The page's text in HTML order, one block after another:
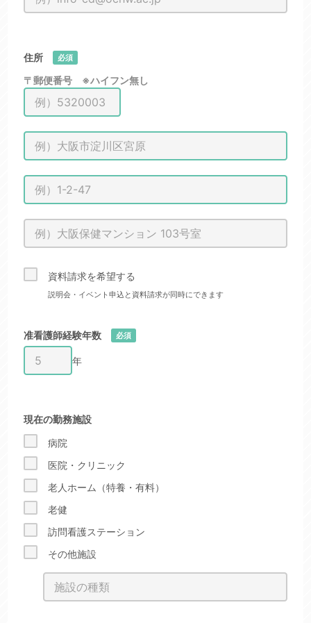
住所 必須
〒郵便番号 ※ハイフン無し
資料請求を希望する
説明会・イベント申込と資料請求が同時にできます
准看護師経験年数 必須
年
現在の勤務施設
病院
医院・クリニック
老人ホーム（特養・有料）
老健
訪問看護ステーション
その他施設